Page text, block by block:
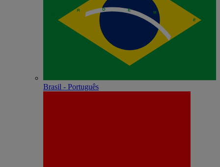
Brasil - Português